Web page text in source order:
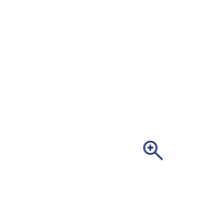
zoom_in